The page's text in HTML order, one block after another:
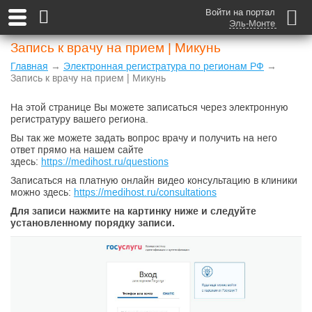
Войти на портал
Эль-Монте
Запись к врачу на прием | Микунь
Главная → Электронная регистратура по регионам РФ →
Запись к врачу на прием | Микунь
На этой странице Вы можете записаться через электронную
регистратуру вашего региона.
Вы так же можете задать вопрос врачу и получить на него
ответ прямо на нашем сайте
здесь: https://medihost.ru/questions
Записаться на платную онлайн видео консультацию в клиники
можно здесь: https://medihost.ru/consultations
Для записи нажмите на картинку ниже и следуйте
установленному порядку записи.